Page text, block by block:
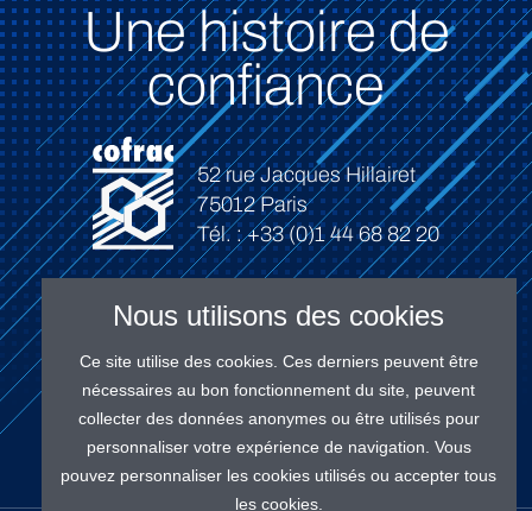
Une histoire de
confiance
52 rue Jacques Hillairet
75012 Paris
Tél. : +33 (0)1 44 68 82 20
Connexion
Nous utilisons des cookies
Ce site utilise des cookies. Ces derniers peuvent être
nécessaires au bon fonctionnement du site, peuvent
collecter des données anonymes ou être utilisés pour
personnaliser votre expérience de navigation. Vous
pouvez personnaliser les cookies utilisés ou accepter tous
les cookies.